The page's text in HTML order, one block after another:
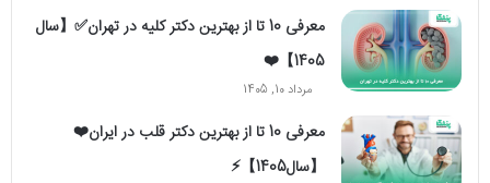
معرفی 10 تا از بهترین دکتر کلیه در تهران✅【سال
1405】❤️
مرداد 10, 1405
معرفی 10 تا از بهترین دکتر قلب در ایران❤️
【سال1405】⚡️